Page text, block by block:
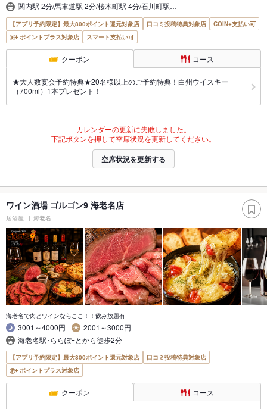
関内駅 2分/馬車道駅 2分/桜木町駅 4分/石川町駅…
【アプリ予約限定】最大800ポイント還元対象店 口コミ投稿特典対象店
COIN+支払い可
ポイントプラス対象店
スマート支払い可
クーポン コース
★大人数宴会予約特典★20名様以上のご予約特典！白州ウイスキー
（700ml）1本プレゼント！
カレンダーの更新に失敗しました。
下記ボタンを押して空席状況を更新してください。
空席状況を更新する
ワイン酒場 ゴルゴン9 海老名店
居酒屋 海老名
海老名で肉とワインならここ！！飲み放題有
3001～4000円
2001～3000円
海老名駅･ららぽｰとから徒歩2分
【アプリ予約限定】最大800ポイント還元対象店
口コミ投稿特典対象店
ポイントプラス対象店
クーポン コース